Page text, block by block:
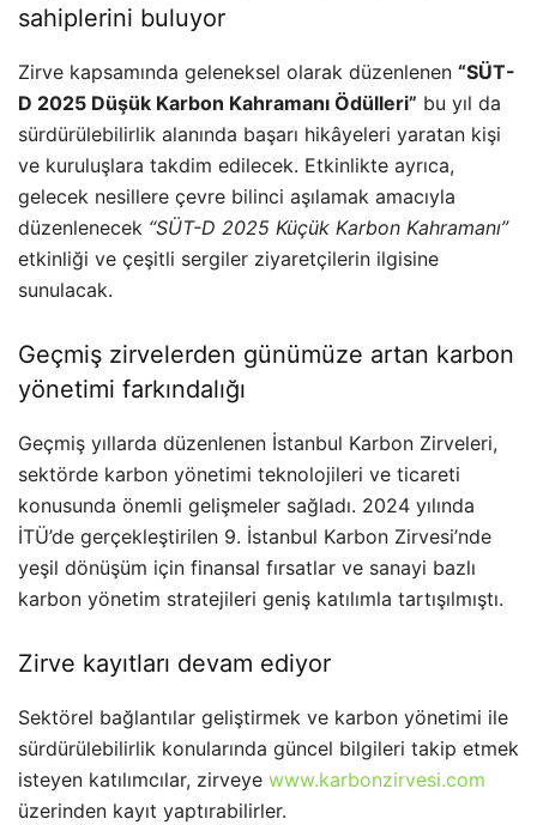
sahiplerini buluyor
Zirve kapsamında geleneksel olarak düzenlenen “SÜT-
D 2025 Düşük Karbon Kahramanı Ödülleri” bu yıl da
sürdürülebilirlik alanında başarı hikâyeleri yaratan kişi
ve kuruluşlara takdim edilecek. Etkinlikte ayrıca,
gelecek nesillere çevre bilinci aşılamak amacıyla
düzenlenecek “SÜT-D 2025 Küçük Karbon Kahramanı”
etkinliği ve çeşitli sergiler ziyaretçilerin ilgisine
sunulacak.
Geçmiş zirvelerden günümüze artan karbon
yönetimi farkındalığı
Geçmiş yıllarda düzenlenen İstanbul Karbon Zirveleri,
sektörde karbon yönetimi teknolojileri ve ticareti
konusunda önemli gelişmeler sağladı. 2024 yılında
İTÜ’de gerçekleştirilen 9. İstanbul Karbon Zirvesi’nde
yeşil dönüşüm için finansal fırsatlar ve sanayi bazlı
karbon yönetim stratejileri geniş katılımla tartışılmıştı.
Zirve kayıtları devam ediyor
Sektörel bağlantılar geliştirmek ve karbon yönetimi ile
sürdürülebilirlik konularında güncel bilgileri takip etmek
isteyen katılımcılar, zirveye www.karbonzirvesi.com
üzerinden kayıt yaptırabilirler.